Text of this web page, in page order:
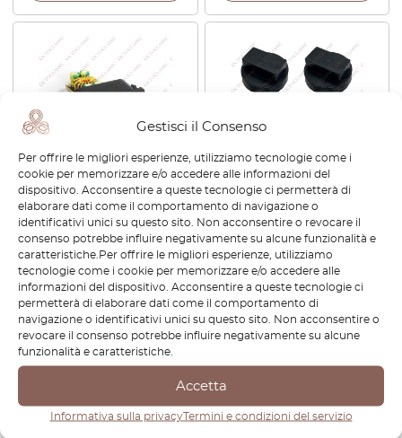
Gestisci il Consenso
Per offrire le migliori esperienze, utilizziamo tecnologie come i
cookie per memorizzare e/o accedere alle informazioni del
dispositivo. Acconsentire a queste tecnologie ci permetterà di
elaborare dati come il comportamento di navigazione o
identificativi unici su questo sito. Non acconsentire o revocare il
consenso potrebbe influire negativamente su alcune funzionalità e
caratteristiche.Per offrire le migliori esperienze, utilizziamo
tecnologie come i cookie per memorizzare e/o accedere alle
informazioni del dispositivo. Acconsentire a queste tecnologie ci
permetterà di elaborare dati come il comportamento di
navigazione o identificativi unici su questo sito. Non acconsentire o
revocare il consenso potrebbe influire negativamente su alcune
funzionalità e caratteristiche.
Accetta
Informativa sulla privacyTermini e condizioni del servizio
BMW E46 51168211465
Pulsante cieco per console
centrale con caricatore USB
48,00
Visualizza prodotto
BMW E46 / X3 / X5 Set di 4
cuscinetti per il sollevamento
del cric 51717039760
25,20
Visualizza prodotto
-30%